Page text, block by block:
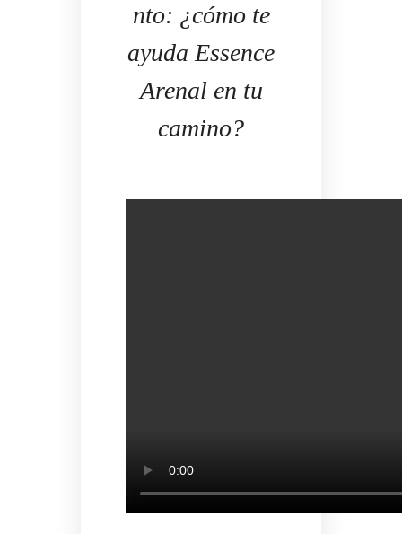
nto: ¿cómo te
ayuda Essence
Arenal en tu
camino?